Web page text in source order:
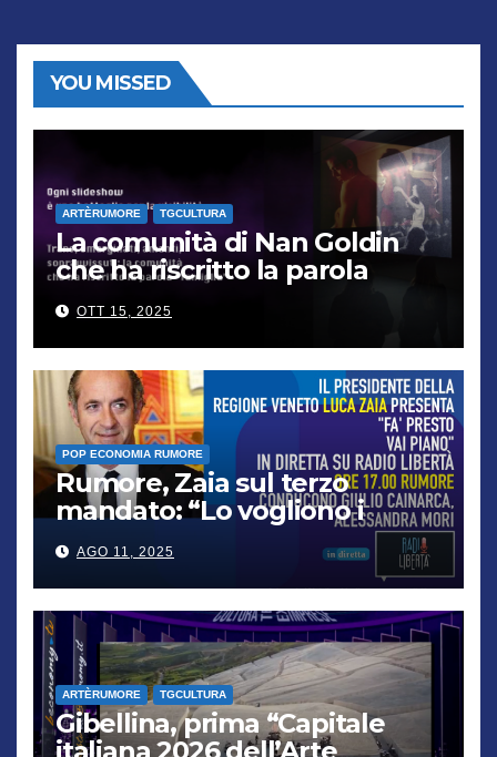
YOU MISSED
ARTÈRUMORE TGCULTURA
La comunità di Nan Goldin
che ha riscritto la parola
“famiglia”
OTT 15, 2025
POP ECONOMIA RUMORE
Rumore, Zaia sul terzo
mandato: “Lo vogliono i
cittadini, chi non lo capisce
verrà punito”
AGO 11, 2025
ARTÈRUMORE TGCULTURA
Gibellina, prima “Capitale
italiana 2026 dell’Arte